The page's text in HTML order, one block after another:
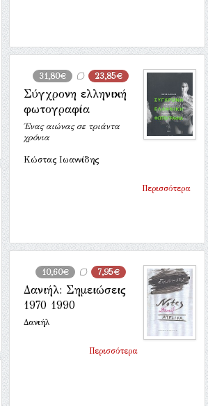
31,80€ 23,85€
Σύγχρονη ελληνική
φωτογραφία
Ένας αιώνας σε τριάντα
χρόνια
Κώστας Ιωαννίδης
Περισσότερα
10,60€ 7,95€
Δανιήλ: Σημειώσεις
1970 1990
Δανιήλ
Περισσότερα